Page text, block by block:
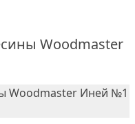
Woodmaster